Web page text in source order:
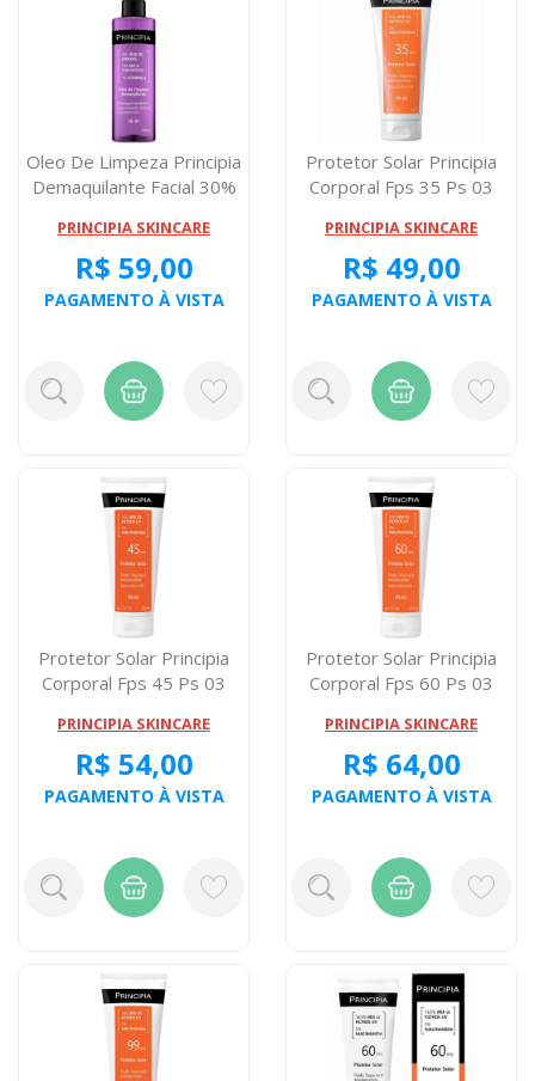
Oleo De Limpeza Principia
Demaquilante Facial 30%
PRINCIPIA SKINCARE
R$ 59,00
PAGAMENTO À VISTA
Protetor Solar Principia
Corporal Fps 35 Ps 03
PRINCIPIA SKINCARE
R$ 49,00
PAGAMENTO À VISTA
Protetor Solar Principia
Corporal Fps 45 Ps 03
PRINCIPIA SKINCARE
R$ 54,00
PAGAMENTO À VISTA
Protetor Solar Principia
Corporal Fps 60 Ps 03
PRINCIPIA SKINCARE
R$ 64,00
PAGAMENTO À VISTA